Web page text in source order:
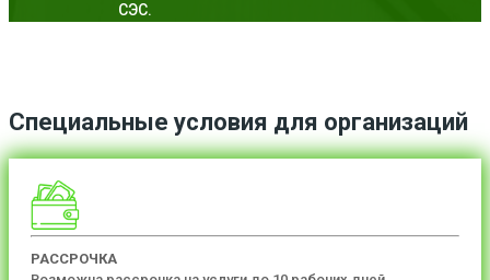
СЭС.
Специальные условия для организаций
РАССРОЧКА